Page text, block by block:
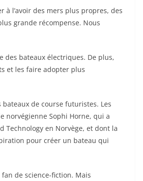
à l’avoir des mers plus propres, des
grande récompense. Nous
des bateaux électriques. De plus,
et les faire adopter plus
de course futuristes. Les
norvégienne Sophi Horne, qui a
Technology en Norvège, et dont la
pour créer un bateau qui
de science-fiction. Mais